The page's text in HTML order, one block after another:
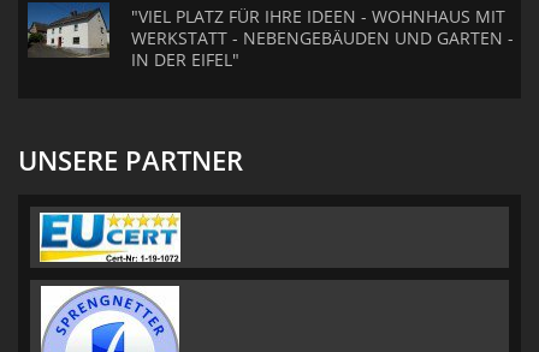
"VIEL PLATZ FÜR IHRE IDEEN - WOHNHAUS MIT
WERKSTATT - NEBENGEBÄUDEN UND GARTEN -
IN DER EIFEL"
UNSERE PARTNER